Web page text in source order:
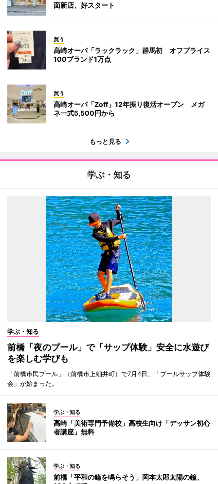
面新店、好スタート
買う
高崎オーパ「ラックラック」群馬初 オフプライス
100ブランド1万点
買う
高崎オーパ「Zoff」12年振り復活オープン メガ
ネ一式5,500円から
もっと見る
学ぶ・知る
学ぶ・知る
前橋「夜のプール」で「サップ体験」安全に水遊び
を楽しむ学びも
「前橋市民プール」（前橋市上細井町）で7月4日、「プールサップ体験
会」が始まった。
学ぶ・知る
高崎「美術専門予備校」高校生向け「デッサン初心
者講座」無料
学ぶ・知る
前橋「平和の鐘を鳴らそう」岡本太郎太陽の鐘、